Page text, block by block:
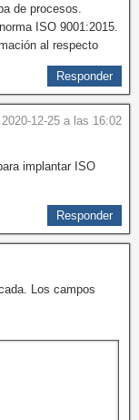
de procesos.
ISO 9001:2015.
al respecto
Responder
2020-12-25 a las 16:02
implantar ISO
Responder
Los campos